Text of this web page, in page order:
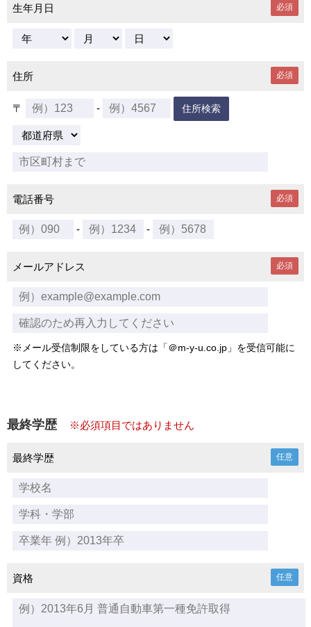
生年月日 必須
住所 必須
〒 - 住所検索
電話番号 必須
- -
メールアドレス 必須
※メール受信制限をしている方は「＠m-y-u.co.jp」を受信可能に
してください。
最終学歴 ※必須項目ではありません
最終学歴 任意
資格 任意